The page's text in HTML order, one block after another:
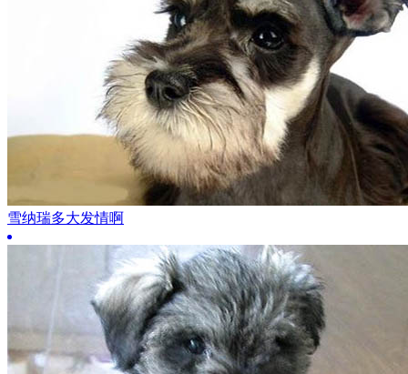
雪纳瑞多大发情啊